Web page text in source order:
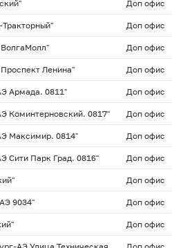
Доп офис
Доп офис
Доп офис
Ленина" Доп офис
Армада. 0811" Доп офис
Коминтерновский. 0817" Доп офис
Максимир. 0814" Доп офис
Сити Парк Град. 0816" Доп офис
Доп офис
9034" Доп офис
Доп офис